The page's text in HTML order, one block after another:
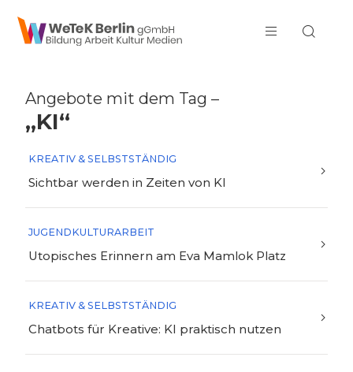
zum Inhalt springen
Angebote mit dem Tag –
„KI“
KREATIV & SELBSTSTÄNDIG
Sichtbar werden in Zeiten von KI
JUGENDKULTURARBEIT
Utopisches Erinnern am Eva Mamlok Platz
KREATIV & SELBSTSTÄNDIG
Chatbots für Kreative: KI praktisch nutzen